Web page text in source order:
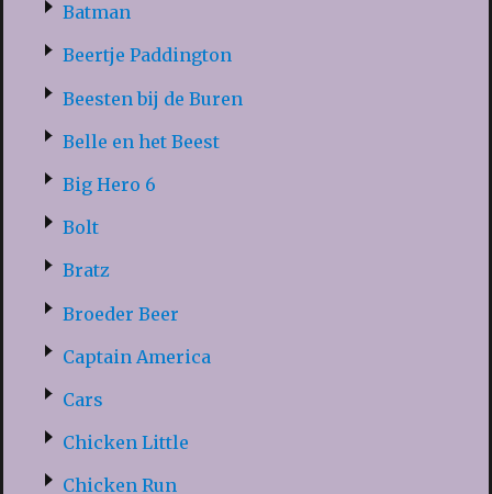
Batman
Beertje Paddington
Beesten bij de Buren
Belle en het Beest
Big Hero 6
Bolt
Bratz
Broeder Beer
Captain America
Cars
Chicken Little
Chicken Run